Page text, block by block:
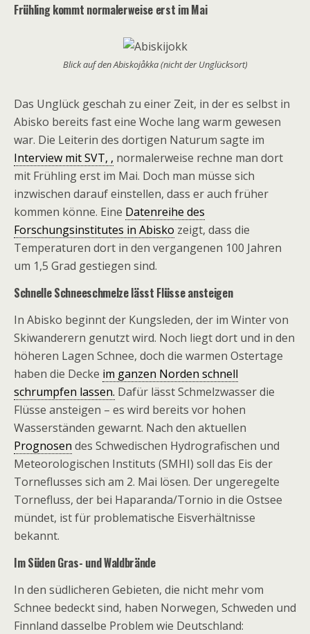
Frühling kommt normalerweise erst im Mai
Blick auf den Abiskojåkka (nicht der Unglücksort)
Das Unglück geschah zu einer Zeit, in der es selbst in
Abisko bereits fast eine Woche lang warm gewesen
war. Die Leiterin des dortigen Naturum sagte im
Interview mit SVT, , normalerweise rechne man dort
mit Frühling erst im Mai. Doch man müsse sich
inzwischen darauf einstellen, dass er auch früher
kommen könne. Eine Datenreihe des
Forschungsinstitutes in Abisko zeigt, dass die
Temperaturen dort in den vergangenen 100 Jahren
um 1,5 Grad gestiegen sind.
Schnelle Schneeschmelze lässt Flüsse ansteigen
In Abisko beginnt der Kungsleden, der im Winter von
Skiwanderern genutzt wird. Noch liegt dort und in den
höheren Lagen Schnee, doch die warmen Ostertage
haben die Decke im ganzen Norden schnell
schrumpfen lassen. Dafür lässt Schmelzwasser die
Flüsse ansteigen – es wird bereits vor hohen
Wasserständen gewarnt. Nach den aktuellen
Prognosen des Schwedischen Hydrografischen und
Meteorologischen Instituts (SMHI) soll das Eis der
Torneflusses sich am 2. Mai lösen. Der ungeregelte
Tornefluss, der bei Haparanda/Tornio in die Ostsee
mündet, ist für problematische Eisverhältnisse
bekannt.
Im Süden Gras- und Waldbrände
In den südlicheren Gebieten, die nicht mehr vom
Schnee bedeckt sind, haben Norwegen, Schweden und
Finnland dasselbe Problem wie Deutschland: